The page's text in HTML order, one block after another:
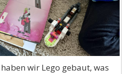
wir Lego gebaut, was